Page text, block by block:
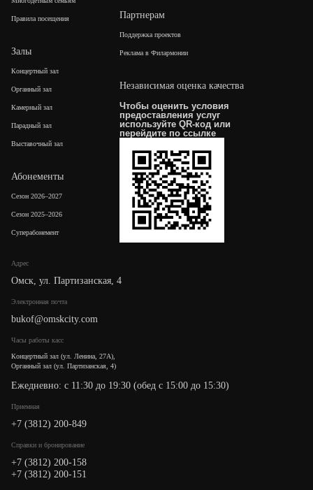
Адрес
Омск, ул. Партизанская, 4
Электронная почта
bukof@omskcity.com
Часы работы касс
Концертный зал (ул. Ленина, 27А),
Органный зал (ул. Партизанская, 4)
Ежедневно: с 11:30 до 19:30 (обед с 15:00 до 15:30)
Приемная
+7 (3812) 200-849
Cправки и бронирование
+7 (3812) 200-158
+7 (3812) 200-151
Правила посещения
Залы
Концертный зал
Органный зал
Камерный зал
Парадный зал
Выставочный зал
Абонементы
Сезон 2026–2027
Сезон 2025–2026
Суперабонемент
Партнерам
Поддержка проектов
Реклама в Филармонии
Независимая оценка качества
Чтобы оценить условия
предоставления услуг
используйте QR-код или
перейдите по ссылке